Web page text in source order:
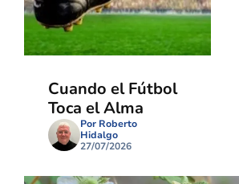
Cuando el Fútbol
Toca el Alma
Por Roberto
Hidalgo
27/07/2026